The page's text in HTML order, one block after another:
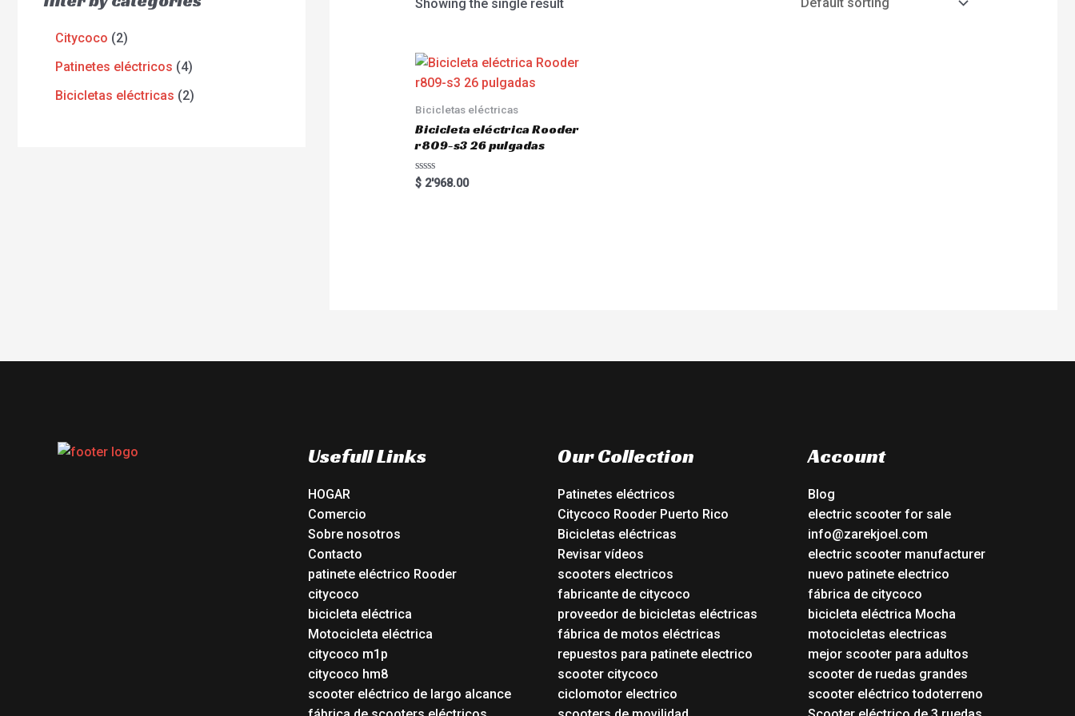
Citycoco 2
Patinetes eléctricos 4
Bicicletas eléctricas 2
Showing the single result
Bicicletas eléctricas
Bicicleta eléctrica Rooder
r809-s3 26 pulgadas
Rated
0
$2'968.00
Usefull Links
HOGAR
Comercio
Sobre nosotros
Contacto
patinete eléctrico Rooder
citycoco
bicicleta eléctrica
Motocicleta eléctrica
citycoco m1p
citycoco hm8
scooter eléctrico de largo alcance
Our Collection
Patinetes eléctricos
Citycoco Rooder Puerto Rico
Bicicletas eléctricas
Revisar vídeos
scooters electricos
fabricante de citycoco
proveedor de bicicletas eléctricas
fábrica de motos eléctricas
repuestos para patinete electrico
scooter citycoco
ciclomotor electrico
Account
Blog
electric scooter for sale
info@zarekjoel.com
electric scooter manufacturer
nuevo patinete electrico
fábrica de citycoco
bicicleta eléctrica Mocha
motocicletas electricas
mejor scooter para adultos
scooter de ruedas grandes
scooter eléctrico todoterreno